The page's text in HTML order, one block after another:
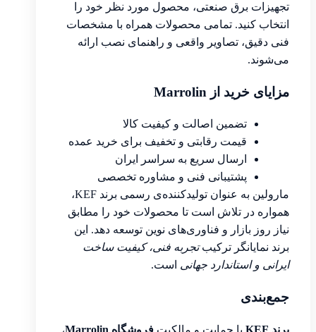
تجهیزات برق صنعتی، محصول مورد نظر خود را
انتخاب کنید. تمامی محصولات همراه با مشخصات
فنی دقیق، تصاویر واقعی و راهنمای نصب ارائه
می‌شوند.
مزایای خرید از Marrolin
تضمین اصالت و کیفیت کالا
قیمت رقابتی و تخفیف برای خرید عمده
ارسال سریع به سراسر ایران
پشتیبانی فنی و مشاوره تخصصی
مارولین به عنوان تولیدکننده‌ی رسمی برند KEF،
همواره در تلاش است تا محصولات خود را مطابق
نیاز روز بازار و فناوری‌های نوین توسعه دهد. این
برند نمایانگر ترکیبتجربه فنی، کیفیت ساخت
ایرانی و استاندارد جهانی است.
جمع‌بندی
برند KEF با حمایت و مالکیت فروشگاه Marrolin
،